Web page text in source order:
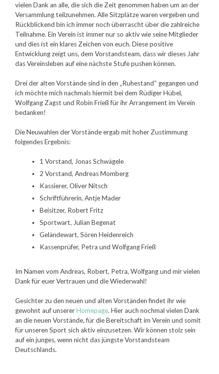
vielen Dank an alle, die sich die Zeit genommen haben um an der
Versammlung teilzunehmen. Alle Sitzplätze waren vergeben und
Rückblickend bin ich immer noch überrascht über die zahlreiche
Teilnahme. Ein Verein ist immer nur so aktiv wie seine Mitglieder
und dies ist ein klares Zeichen von euch. Diese positive
Entwicklung zeigt uns, dem Vorstandsteam, dass wir dieses Jahr
das Vereinsleben auf eine nächste Stufe pushen können.
Drei der alten Vorstände sind in den „Ruhestand“ gegangen und
ich möchte mich nachmals hiermit bei dem Rüdiger Hübel,
Wolfgang Zagst und Robin Frieß für ihr Arrangement im Verein
bedanken!
Die Neuwahlen der Vorstände ergab mit hoher Zustimmung
folgendes Ergebnis:
1 Vorstand, Jonas Schwägele
2 Vorstand, Andreas Momberg
Kassierer, Oliver Nitsch
Schriftführerin, Antje Mader
Beisitzer, Robert Fritz
Sportwart, Julian Begenat
Geländewart, Sören Heidenreich
Kassenprüfer, Petra und Wolfgang Frieß
Im Namen vom Andreas, Robert, Petra, Wolfgang und mir vielen
Dank für euer Vertrauen und die Wiederwahl!
Gesichter zu den neuen und alten Vorständen findet ihr wie
gewohnt auf unsererHomepage. Hier auch nochmal vielen Dank
an die neuen Vorstände, für die Bereitschaft im Verein und somit
für unseren Sport sich aktiv einzusetzen. Wir können stolz sein
auf ein junges, wenn nicht das jüngste Vorstandsteam
Deutschlands.